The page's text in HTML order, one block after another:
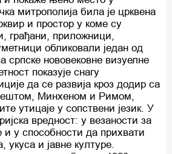
митрополија била је црквена
и простор у коме су
грађани, приложници,
обликовали један од
српске нововековне визуелне
показује снагу
да се развија кроз додир са
Минхеном и Римом,
утицаје у сопствени језик. У
вредност: у везаности за
у способности да прихвати
укуса и јавне културе.